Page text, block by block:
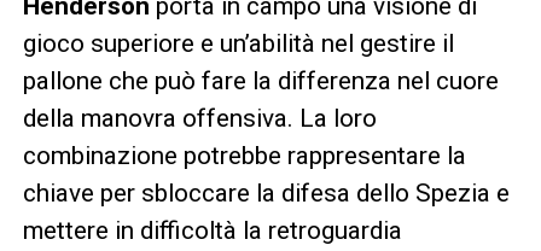
gioco superiore e un’abilità nel gestire il
pallone che può fare la differenza nel cuore
della manovra offensiva. La loro
combinazione potrebbe rappresentare la
chiave per sbloccare la difesa dello Spezia e
mettere in difficoltà la retroguardia